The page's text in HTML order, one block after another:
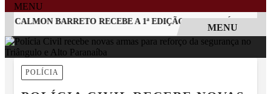
MENU
CALMON BARRETO RECEBE A 1ª EDIÇÃO DO ARAXÁ CACHAÇA
EM ALTA
MENU
POLÍCIA